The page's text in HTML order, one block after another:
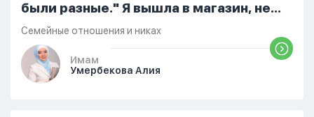
были разные." Я вышла в магазин, не
помыла вовремя посуду, не
приготовила во время еду, прошу
немного времени и любви" он никогда
не свободен для меня. С 7 утра до 8
Семейные отношения и никах
Имам
Умербекова Алия